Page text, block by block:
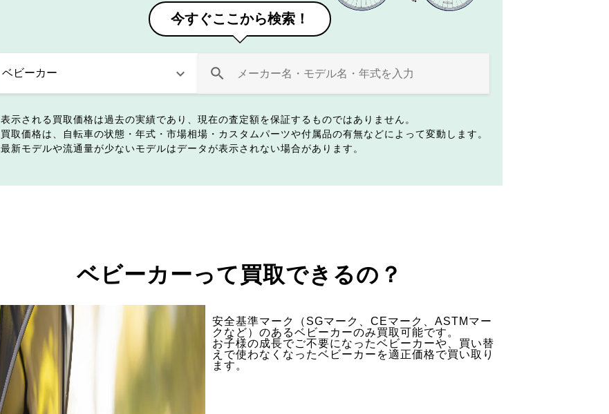
今すぐここから検索！
表示される買取価格は過去の実績であり、現在の査定額を保証するものではありません。
買取価格は、自転車の状態・年式・市場相場・カスタムパーツや付属品の有無などによって変動します。
最新モデルや流通量が少ないモデルはデータが表示されない場合があります。
ベビーカーって買取できるの？
安全基準マーク（SGマーク、CEマーク、ASTMマー
クなど）のあるベビーカーのみ買取可能です。
お子様の成長でご不要になったベビーカーや、買い替
えで使わなくなったベビーカーを適正価格で買い取り
ます。